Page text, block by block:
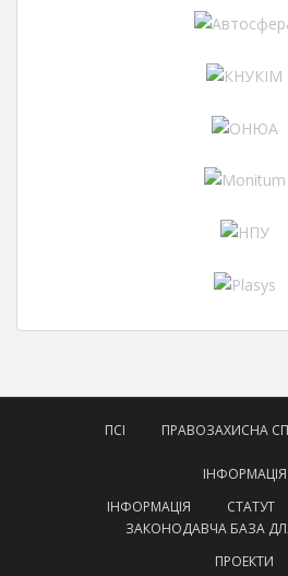
ПСІ ПРАВОЗАХИСНА
ІНФОРМАЦІЯ
ІНФОРМАЦІЯ
СТАТУТ
ЗАКОНОДАВЧА БАЗА
ПРОЕКТИ